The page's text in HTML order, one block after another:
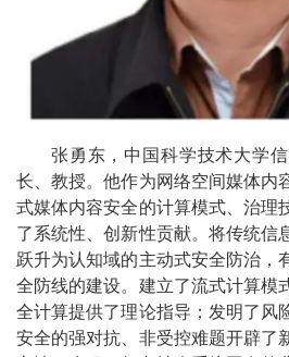
张勇东，中国科学技术大学
长、教授。他作为网络空间媒体内
式媒体内容安全的计算模式、治理
了系统性、创新性贡献。将传统信
跃升为认知域的主动式安全防治，
全防线的建设。建立了流式计算模
全计算提供了理论指导；发明了风
安全的强对抗、非受控难题开辟了